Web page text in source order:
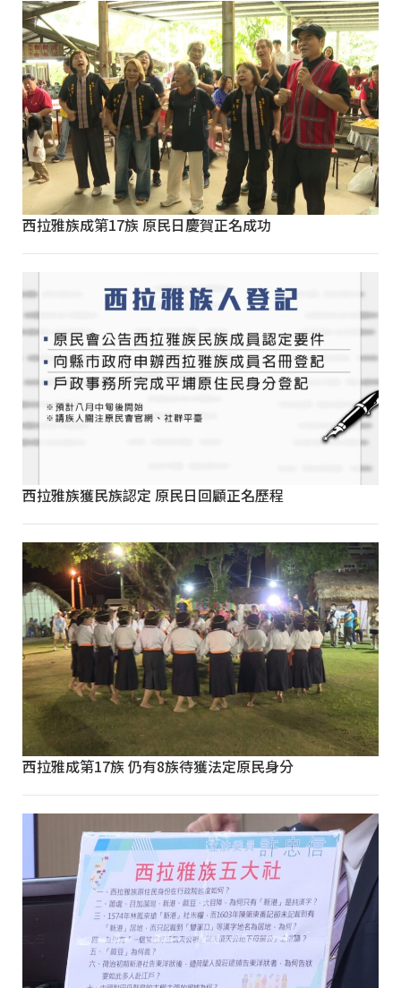
西拉雅族成第17族 原民日慶賀正名成功
西拉雅族獲民族認定 原民日回顧正名歷程
西拉雅成第17族 仍有8族待獲法定原民身分